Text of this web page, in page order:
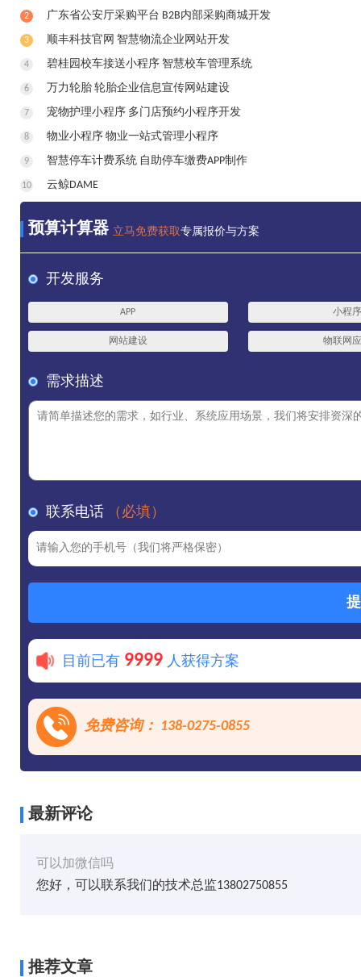
2 广东省公安厅采购平台 B2B内部采购商城开发
3 顺丰科技官网 智慧物流企业网站开发
4 碧桂园校车接送小程序 智慧校车管理系统
6 万力轮胎 轮胎企业信息宣传网站建设
7 宠物护理小程序 多门店预约小程序开发
8 物业小程序 物业一站式管理小程序
9 智慧停车计费系统 自助停车缴费APP制作
10 云鲸DAME
预算计算器 立马免费获取专属报价与方案
开发服务
APP 小程
网站建设 物联网
需求描述
联系电话 （必填）
目前已有 9999 人获得方案
免费咨询： 138-0275-0855
最新评论
可以加微信吗
您好，可以联系我们的技术总监13802750855
推荐文章